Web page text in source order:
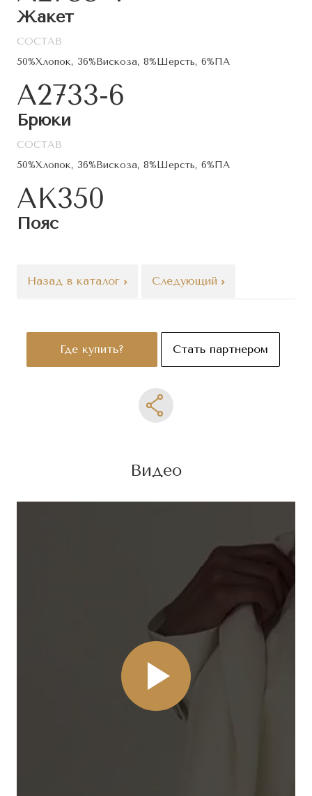
Жакет
СОСТАВ
50%Хлопок, 36%Вискоза, 8%Шерсть, 6%ПА
A2733-6
Брюки
СОСТАВ
50%Хлопок, 36%Вискоза, 8%Шерсть, 6%ПА
AK350
Пояс
Назад в каталог Следующий
Где купить? Стать партнером
Видео